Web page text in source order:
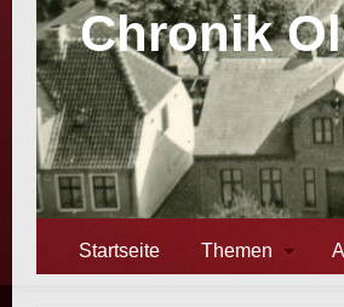
Chronik
Startseite Themen